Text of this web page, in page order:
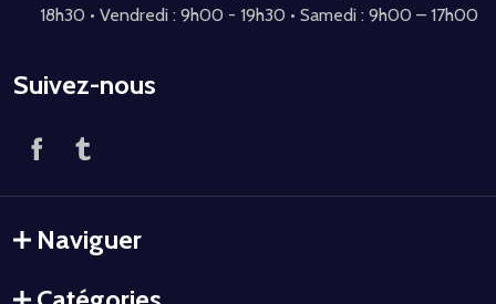
18h30 • Vendredi : 9h00 - 19h30 • Samedi : 9h00 – 17h00
Suivez-nous
Naviguer